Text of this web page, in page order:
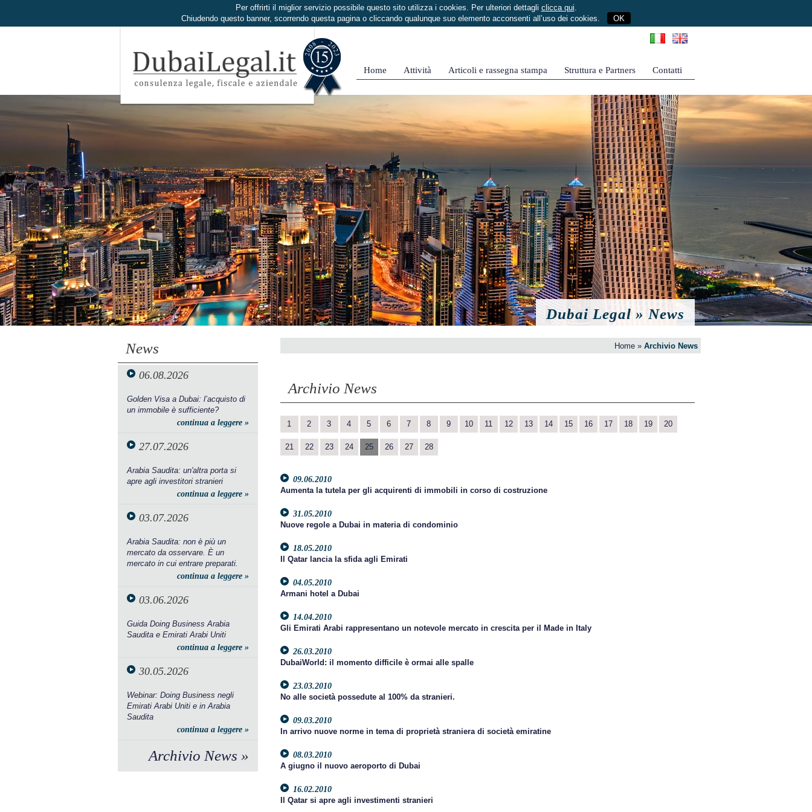
Per offrirti il miglior servizio possibile questo sito utilizza i cookies. Per ulteriori dettagli clicca qui.
Chiudendo questo banner, scorrendo questa pagina o cliccando qualunque suo elemento acconsenti all’uso dei cookies.
OK
Home Attività Articoli e rassegna stampa Struttura e Partners Contatti
Dubai Legal » News
News
06.08.2026
Golden Visa a Dubai: l’acquisto di
un immobile è sufficiente?
continua a leggere »
27.07.2026
Arabia Saudita: un'altra porta si
apre agli investitori stranieri
continua a leggere »
03.07.2026
Arabia Saudita: non è più un
mercato da osservare. È un
mercato in cui entrare preparati.
continua a leggere »
03.06.2026
Guida Doing Business Arabia
Saudita e Emirati Arabi Uniti
continua a leggere »
30.05.2026
Webinar: Doing Business negli
Emirati Arabi Uniti e in Arabia
Saudita
continua a leggere »
Archivio News »
Home» Archivio News
Archivio News
1 2 3 4 5 6 7 8 9 10 11 12 13 14 15 16 17 18 19 20
21 22 23 24 25 26 27 28
09.06.2010
Aumenta la tutela per gli acquirenti di immobili in corso di costruzione
31.05.2010
Nuove regole a Dubai in materia di condominio
18.05.2010
Il Qatar lancia la sfida agli Emirati
04.05.2010
Armani hotel a Dubai
14.04.2010
Gli Emirati Arabi rappresentano un notevole mercato in crescita per il Made in Italy
26.03.2010
DubaiWorld: il momento difficile è ormai alle spalle
23.03.2010
No alle società possedute al 100% da stranieri.
09.03.2010
In arrivo nuove norme in tema di proprietà straniera di società emiratine
08.03.2010
A giugno il nuovo aeroporto di Dubai
16.02.2010
Il Qatar si apre agli investimenti stranieri